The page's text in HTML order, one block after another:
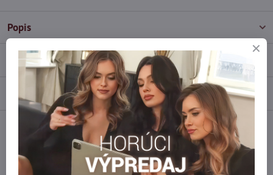
Popis
Recenzie 0
Diskusia
FacebookTwitter BlueskyPinterestReddit LinkedInWhatsApp
E-
mail
Podobné produkty